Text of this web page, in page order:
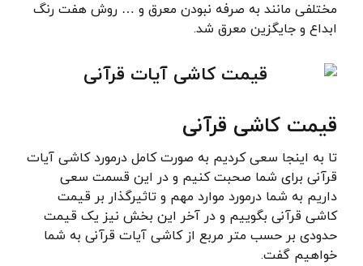
مختلفی مانند به صرفه نبودن معرق و … روش هفت رنگ
ابداع و جایگزین معرق شد.
قیمت کاشی قرآنی
تا به اینجا سعی کردیم به صورت کامل درمورد کاشی آیات
قرآنی برای شما صحبت کنیم و در این قسمت سعی
داریم به شما درمورد موارد مهم و تاثیرگذار بر قیمت
کاشی قرآنی بگوییم و در آخر این بخش نیز یک قیمت
حدودی بر حسب متر مربع از کاشی آیات قرآنی به شما
خواهیم گفت.